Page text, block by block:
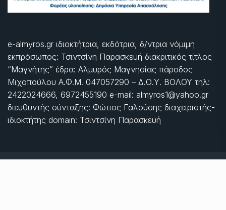
e-almyros.gr ιδιοκτήτρια, εκδότρια, δ/ντρια νόμιμη
εκπρόσωπος: Τσιντσίνη Παρασκευή διακριτικός τίτλος
“Μαγνήτης” έδρα: Αλμυρός Μαγνησίας πάροδος
Μιχοπούλου Α.Φ.Μ. 047057290 – Δ.Ο.Υ. ΒΟΛΟΥ τηλ:
2422024666, 6972455190 e-mail: almyros1@yahoo.gr
διευθυντής σύνταξης: Φώτιος Γαλούσης διαχειριστής-
ιδιοκτήτης domain: Τσιντσίνη Παρασκευή